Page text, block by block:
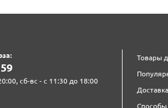
сб-вс - с 11:30 до 18:00
Товары